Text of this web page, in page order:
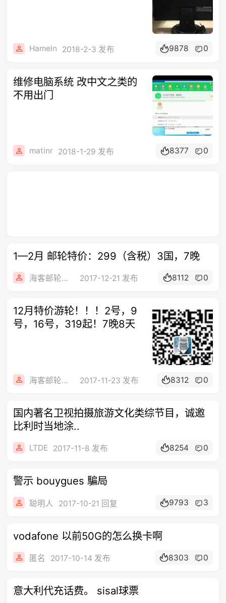
Hameln 2018-2-3 发布 9878 0
维修电脑系统 改中文之类的
不用出门
matinr 2018-1-29 发布 8377 0
1—2月 邮轮特价：299（含税）3国，7晚
海客邮轮旅行社 2017-12-21 发布 8112 0
12月特价游轮！！！2号，9
号，16号，319起！7晚8天
海客邮轮旅行社 2017-11-23 发布 8312 0
国内著名卫视拍摄旅游文化类综节目，诚邀
比利时当地涂..
LTDE 2017-11-8 发布 8254 0
警示 bouygues 騙局
聪明人 2017-10-21 回复 9793 3
vodafone 以前50G的怎么换卡啊
匿名 2017-10-14 发布 8303 0
意大利代充话费。 sisal球票